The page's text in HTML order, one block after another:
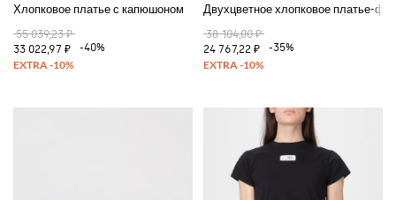
Хлопковое платье с капюшоном
55 039,23 ₽
33 022,97 ₽
-40%
Двухцветное хлопковое платье-
38 104,00 ₽
24 767,22 ₽
-35%